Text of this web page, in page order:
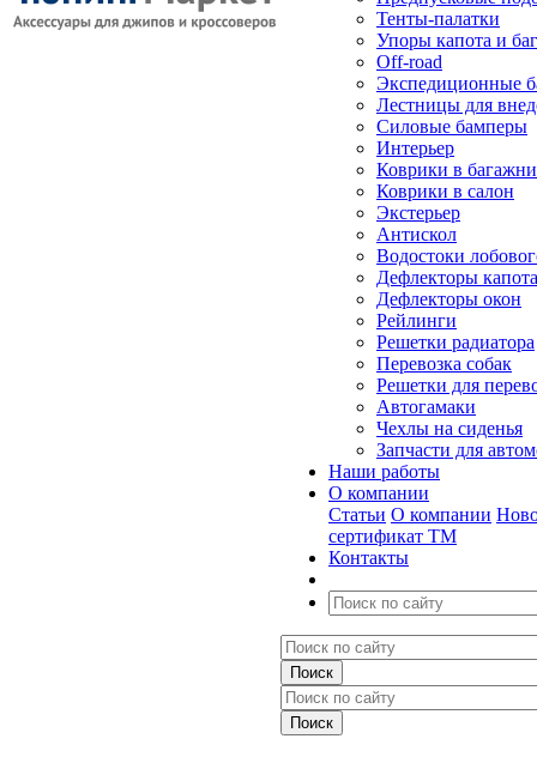
Тенты-палатки
Упоры капота и
Off-road
Экспедиционные
Лестницы для
Силовые бамперы
Интерьер
Коврики в
Коврики в салон
Экстерьер
Антискол
Водостоки
Дефлекторы капота
Дефлекторы окон
Рейлинги
Решетки радиатора
Перевозка собак
Решетки для
Автогамаки
Чехлы на сиденья
Запчасти для
Наши работы
О компании
Статьи О компании
сертификат ТМ
Контакты